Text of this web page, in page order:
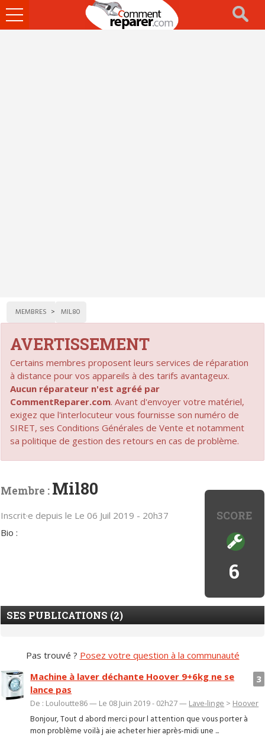
Ouvrir
le
MEMBRES MIL80
AVERTISSEMENT
Certains membres proposent leurs services de réparation
à distance pour vos appareils à des tarifs avantageux.
Aucun réparateur n'est agréé par
CommentReparer.com. Avant d'envoyer votre matériel,
exigez que l'interlocuteur vous fournisse son numéro de
SIRET, ses Conditions Générales de Vente et notamment
sa politique de gestion des retours en cas de problème.
SCORE
6
Membre : Mil80
Inscrit·e depuis le Le 06 Juil 2019 - 20h37
Bio :
SES PUBLICATIONS (2)
Pas trouvé ? Posez votre question à la communauté
3
Machine à laver déchante Hoover 9+6kg ne se
lance pas
De : Louloutte86 — Le 08 Juin 2019 - 02h27 — Lave-linge > Hoover
Bonjour, Tout d abord merci pour l attention que vous porter à
mon problème voilà j aie acheter hier après-midi une ...